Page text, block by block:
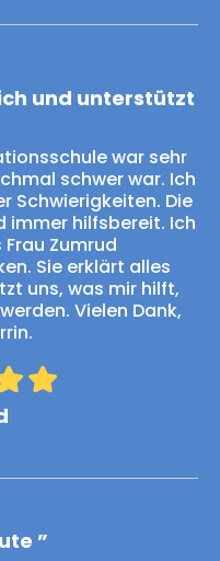
und unterstützt
war sehr
schwer war. Ich
Schwierigkeiten. Die
immer hilfsbereit. Ich
Zumrud
Sie erklärt alles
uns, was mir hilft,
Vielen Dank,
”